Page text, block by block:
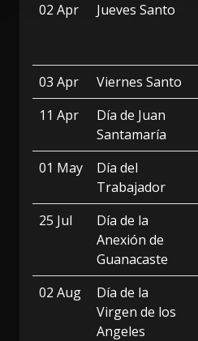
02 Apr
Jueves Santo
03 Apr
Viernes Santo
11 Apr
Día de Juan
Santamaría
01 May
Día del
Trabajador
25 Jul
Día de la
Anexión de
Guanacaste
02 Aug
Día de la
Virgen de los
Angeles